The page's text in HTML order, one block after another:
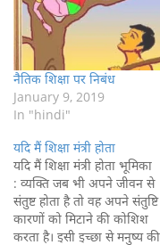
नैतिक शिक्षा पर निबंध
January 9, 2019
In "hindi"
यदि मैं शिक्षा मंत्री होता
यदि मैं शिक्षा मंत्री होता भूमिका
: व्यक्ति जब भी अपने जीवन से
संतुष्ट होता है तो वह अपने
कारणों को मिटाने की कोशिश
करता है। इसी इच्छा से मनुष्य की